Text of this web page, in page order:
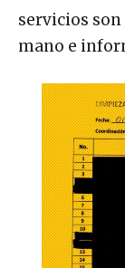
servicios
mano e